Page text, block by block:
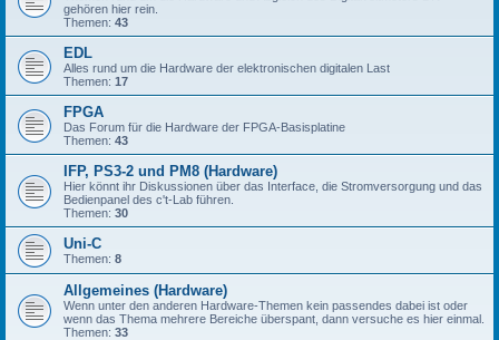
gehören hier rein.
Themen: 43
EDL
Alles rund um die Hardware der elektronischen digitalen Last
Themen: 17
FPGA
Das Forum für die Hardware der FPGA-Basisplatine
Themen: 43
IFP, PS3-2 und PM8 (Hardware)
Hier könnt ihr Diskussionen über das Interface, die Stromversorgung und das
Bedienpanel des c't-Lab führen.
Themen: 30
Uni-C
Themen: 8
Allgemeines (Hardware)
Wenn unter den anderen Hardware-Themen kein passendes dabei ist oder
wenn das Thema mehrere Bereiche überspant, dann versuche es hier einmal.
Themen: 33